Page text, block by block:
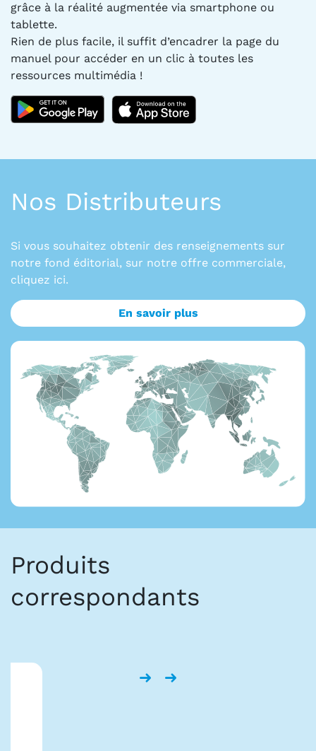
grâce à la réalité augmentée via smartphone ou
tablette.
Rien de plus facile, il suffit d’encadrer la page du
manuel pour accéder en un clic à toutes les
ressources multimédia !
Nos Distributeurs
Si vous souhaitez obtenir des renseignements sur
notre fond éditorial, sur notre offre commerciale,
cliquez ici.
En savoir plus
Produits
correspondants